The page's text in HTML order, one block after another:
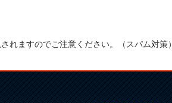
れますのでご注意ください。（スパム対策）